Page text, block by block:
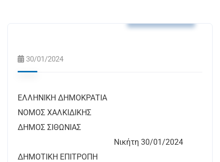
30/01/2024
ΕΛΛΗΝΙΚΗ ΔΗΜΟΚΡΑΤΙΑ
ΝΟΜΟΣ ΧΑΛΚΙΔΙΚΗΣ
ΔΗΜΟΣ ΣΙΘΩΝΙΑΣ
Νικήτη 30/01/2024
ΔΗΜΟΤΙΚΗ ΕΠΙΤΡΟΠΗ